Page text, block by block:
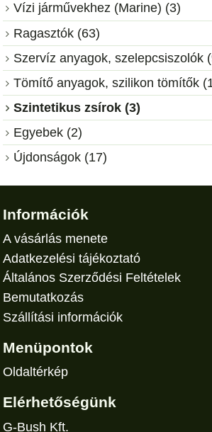
Vízi járművekhez (Marine) (3)
Ragasztók (63)
Szervíz anyagok, szelepcsiszolók
Tömítő anyagok, szilikon tömítők
Szintetikus zsírok (3)
Egyebek (2)
Újdonságok (17)
Információk
A vásárlás menete
Adatkezelési tájékoztató
Általános Szerződési Feltételek
Bemutatkozás
Szállítási információk
Menüpontok
Oldaltérkép
Elérhetőségünk
G-Bush Kft.